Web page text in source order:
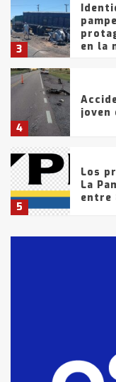
3
en la
4
joven
5
Los
La
entre
tarde